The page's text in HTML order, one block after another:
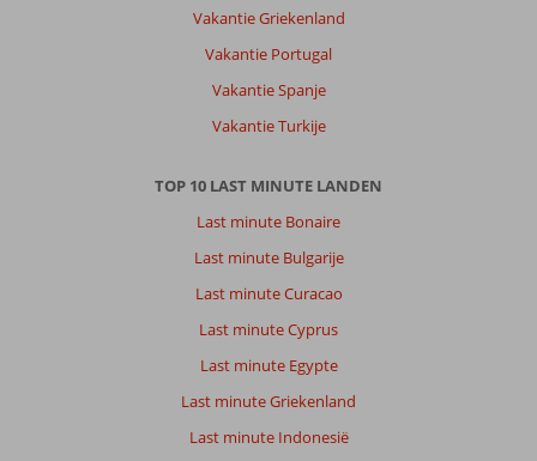
Vakantie Griekenland
Vakantie Portugal
Vakantie Spanje
Vakantie Turkije
TOP 10 LAST MINUTE LANDEN
Last minute Bonaire
Last minute Bulgarije
Last minute Curacao
Last minute Cyprus
Last minute Egypte
Last minute Griekenland
Last minute Indonesië